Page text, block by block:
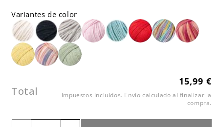
Variantes de color
Total
Precio
habitual
15,99 €
Impuestos incluidos. Envío calculado al finalizar la
compra.